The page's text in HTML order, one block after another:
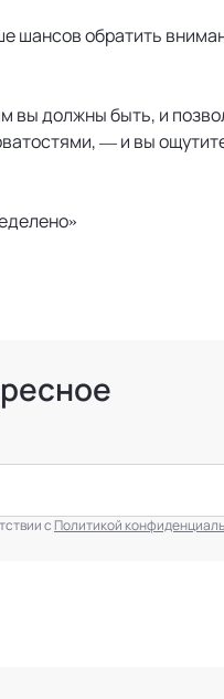
шансов обратить
вы должны быть, и
— и вы
с Политикой